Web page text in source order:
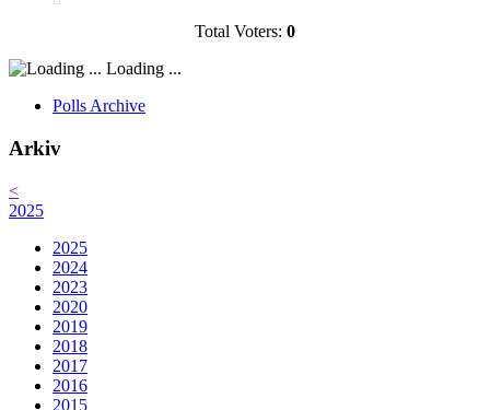
Total Voters: 0
Loading ...
Polls Archive
Arkiv
<
2025
2025
2024
2023
2020
2019
2018
2017
2016
2015